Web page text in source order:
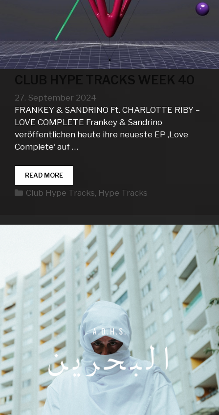
CLUB HYPE TRACKS WEEK 40
27. September 2024
FRANKEY & SANDRINO Ft. CHARLOTTE RIBY –
LOVE COMPLETE Frankey & Sandrino
veröffentlichen heute ihre neueste EP ‚Love
Complete‘ auf …
READ MORECLUB
HYPE
TRACKS
Kategorien
Club Hype Tracks, Hype Tracks